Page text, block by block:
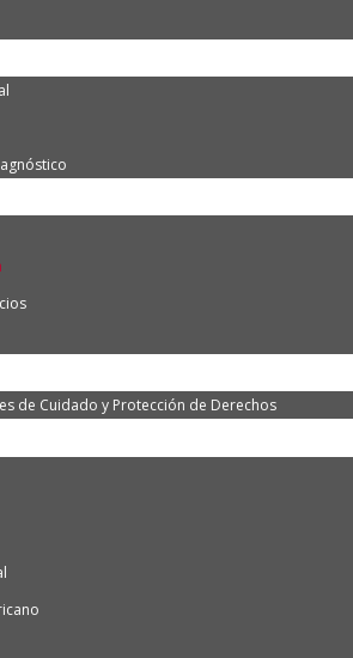
de Cuidado y Protección de Derechos